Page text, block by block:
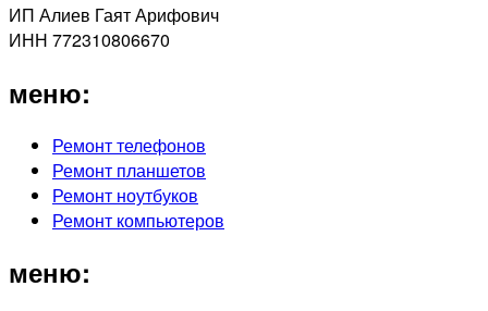
ИП Алиев Гаят Арифович
ИНН 772310806670
меню:
Ремонт телефонов
Ремонт планшетов
Ремонт ноутбуков
Ремонт компьютеров
меню: